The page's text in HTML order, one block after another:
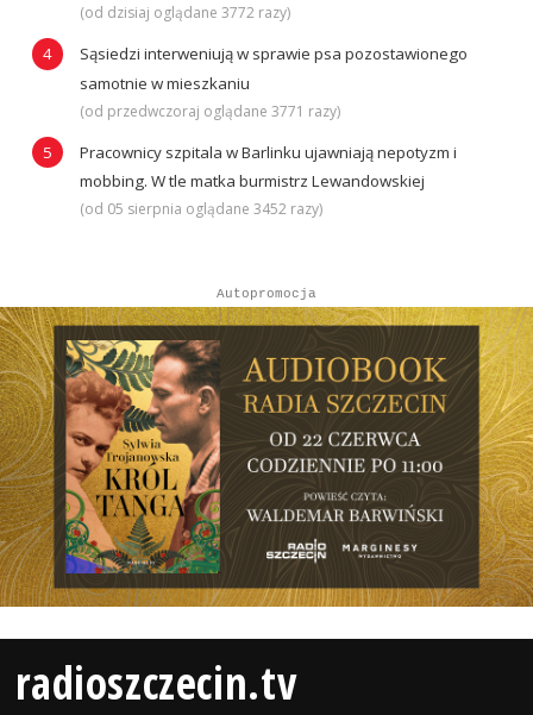
(od dzisiaj oglądane 3772 razy)
Sąsiedzi interweniują w sprawie psa pozostawionego
samotnie w mieszkaniu
(od przedwczoraj oglądane 3771 razy)
Pracownicy szpitala w Barlinku ujawniają nepotyzm i
mobbing. W tle matka burmistrz Lewandowskiej
(od 05 sierpnia oglądane 3452 razy)
Autopromocja
radioszczecin.tv